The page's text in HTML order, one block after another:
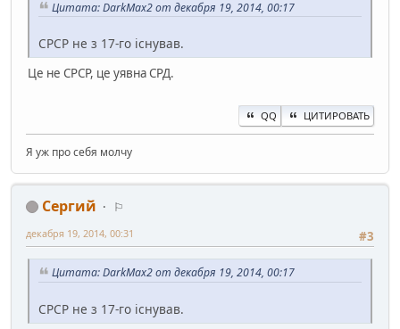
Цитата: DarkMax2 от декабря 19, 2014, 00:17
СРСР не з 17-го існував.
Це не СРСР, це уявна СРД.
QQ ЦИТИРОВАТЬ
Я уж про себя молчу
Сергий
⚐
#3
декабря 19, 2014, 00:31
Цитата: DarkMax2 от декабря 19, 2014, 00:17
СРСР не з 17-го існував.